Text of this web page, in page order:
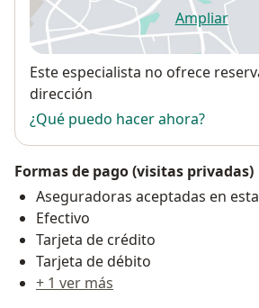
Ampliar
se abre
Disponibilidad
Este especialista no ofrece
dirección
¿Qué puedo hacer ahora?
Formas de pago (visitas privadas)
Aseguradoras aceptadas en
Efectivo
Tarjeta de crédito
Tarjeta de débito
+ 1 ver más